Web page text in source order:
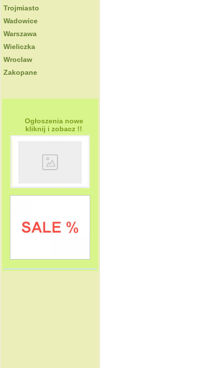
Trojmiasto
Wadowice
Warszawa
Wieliczka
Wroclaw
Zakopane
Ogłoszenia nowe
kliknij i zobacz !!